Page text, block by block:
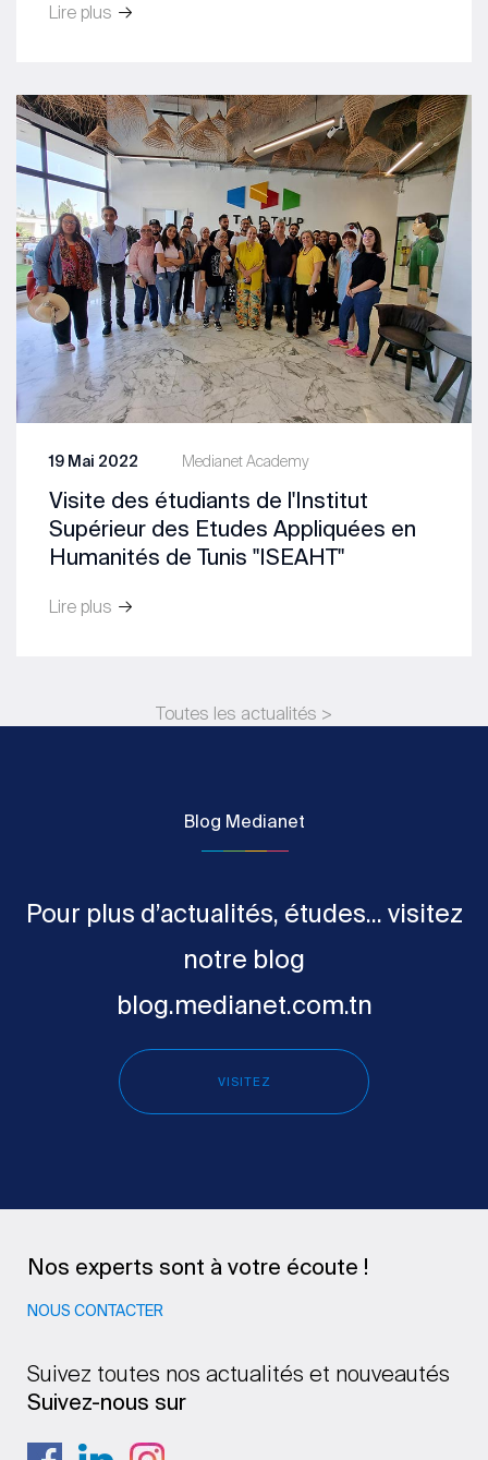
Lire plus
Medianet Academy
19 Mai 2022
Visite des étudiants de l'Institut
Supérieur des Etudes Appliquées en
Humanités de Tunis "ISEAHT"
Lire plus
Toutes les actualités >
Blog Medianet
Pour plus d’actualités, études... visitez
notre blog
blog.medianet.com.tn
VISITEZ
Nos experts sont à votre écoute !
NOUS CONTACTER
Suivez toutes nos actualités et nouveautés
Suivez-nous sur